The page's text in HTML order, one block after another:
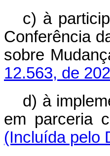
c) à
Conferência
sobre
12.563, de
d) à
em parceria
(Incluída pelo